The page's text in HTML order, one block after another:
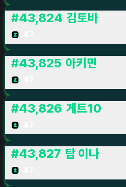
#43,824 김토바
#43,825 아키민
#43,826 게트10
#43,827 탐 이나